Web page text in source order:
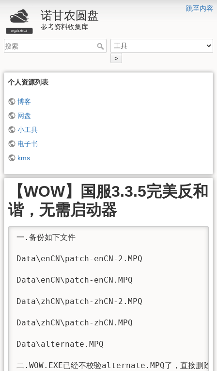
跳至内容
诺甘农圆盘
参考资料收集库
>
个人资源列表
博客
网盘
小工具
电子书
kms
【WOW】国服3.3.5完美反和
谐，无需启动器
一.备份如下文件
Data\enCN\patch-enCN-2.MPQ
Data\enCN\patch-enCN.MPQ
Data\zhCN\patch-zhCN-2.MPQ
Data\zhCN\patch-zhCN.MPQ
Data\alternate.MPQ
二.WOW.EXE已经不校验alternate.MPQ了，直接删